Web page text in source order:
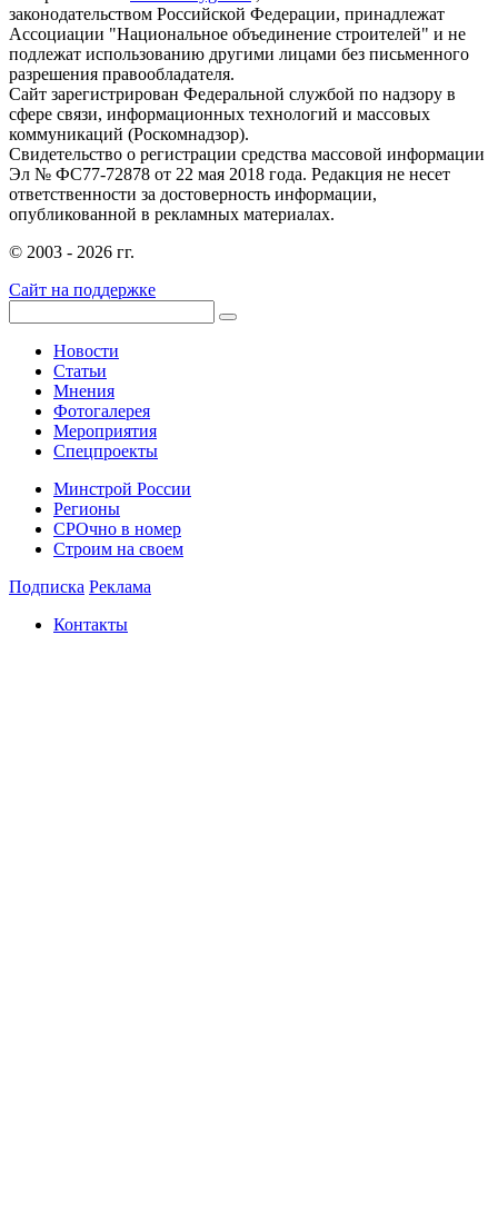
законодательством Российской Федерации, принадлежат
Ассоциации "Национальное объединение строителей" и не
подлежат использованию другими лицами без письменного
разрешения правообладателя.
Сайт зарегистрирован Федеральной службой по надзору в
сфере связи, информационных технологий и массовых
коммуникаций (Роскомнадзор).
Свидетельство о регистрации средства массовой информации
Эл № ФС77-72878 от 22 мая 2018 года. Редакция не несет
ответственности за достоверность информации,
опубликованной в рекламных материалах.
© 2003 - 2026 гг.
Сайт на поддержке
Новости
Статьи
Мнения
Фотогалерея
Мероприятия
Спецпроекты
Минстрой России
Регионы
СРОчно в номер
Строим на своем
Подписка Реклама
Контакты